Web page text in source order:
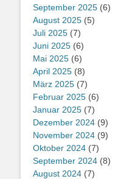
September 2025 (6)
August 2025 (5)
Juli 2025 (7)
Juni 2025 (6)
Mai 2025 (6)
April 2025 (8)
März 2025 (7)
Februar 2025 (6)
Januar 2025 (7)
Dezember 2024 (9)
November 2024 (9)
Oktober 2024 (7)
September 2024 (8)
August 2024 (7)